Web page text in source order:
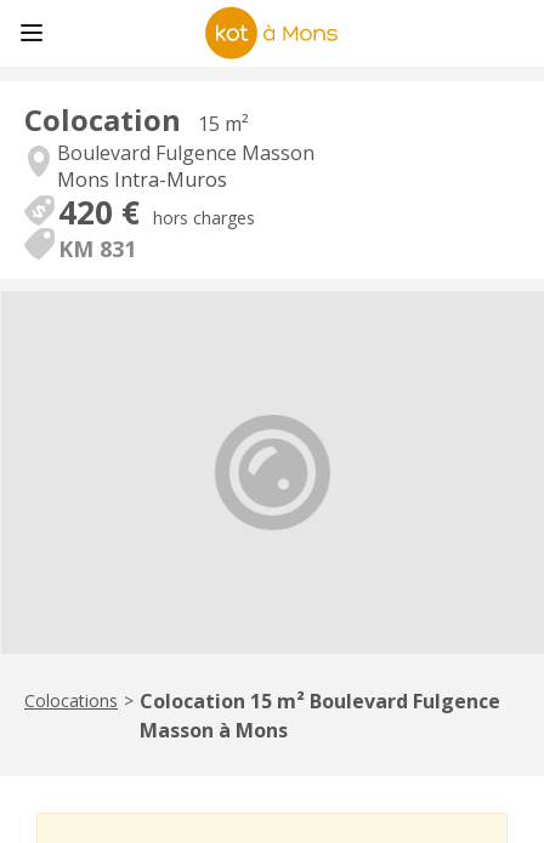
Colocation
15 m²
Boulevard Fulgence Masson
Mons Intra-Muros
420 € hors charges
KM 831
Colocations > Colocation 15 m² Boulevard Fulgence
Masson à Mons